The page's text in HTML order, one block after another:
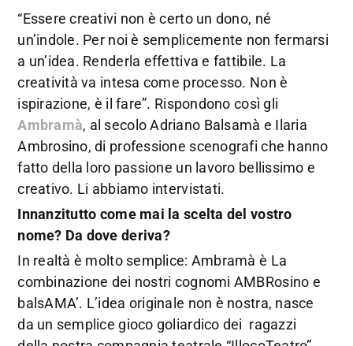
“Essere creativi non è certo un dono, né
un’indole. Per noi è semplicemente non fermarsi
a un’idea. Renderla effettiva e fattibile. La
creatività va intesa come processo. Non è
ispirazione, è il fare”. Rispondono così gli
Ambramà, al secolo Adriano Balsamà e Ilaria
Ambrosino, di professione scenografi che hanno
fatto della loro passione un lavoro bellissimo e
creativo. Li abbiamo intervistati.
Innanzitutto come mai la scelta del vostro
nome? Da dove deriva?
In realtà è molto semplice: Ambramà è La
combinazione dei nostri cognomi AMBRosino e
balsAMA’. L’idea originale non è nostra, nasce
da un semplice gioco goliardico dei ragazzi